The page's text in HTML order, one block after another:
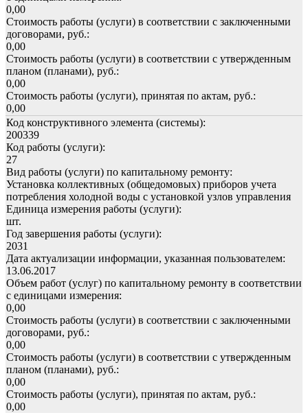
0,00
Стоимость работы (услуги) в соответствии с заключенными
договорами, руб.:
0,00
Стоимость работы (услуги) в соответствии с утвержденным
планом (планами), руб.:
0,00
Стоимость работы (услуги), принятая по актам, руб.:
0,00
Код конструктивного элемента (системы):
200339
Код работы (услуги):
27
Вид работы (услуги) по капитальному ремонту:
Установка коллективных (общедомовых) приборов учета
потребления холодной воды с установкой узлов управления
Единица измерения работы (услуги):
шт.
Год завершения работы (услуги):
2031
Дата актуализации информации, указанная пользователем:
13.06.2017
Объем работ (услуг) по капитальному ремонту в соответствии
с единицами измерения:
0,00
Стоимость работы (услуги) в соответствии с заключенными
договорами, руб.:
0,00
Стоимость работы (услуги) в соответствии с утвержденным
планом (планами), руб.:
0,00
Стоимость работы (услуги), принятая по актам, руб.:
0,00